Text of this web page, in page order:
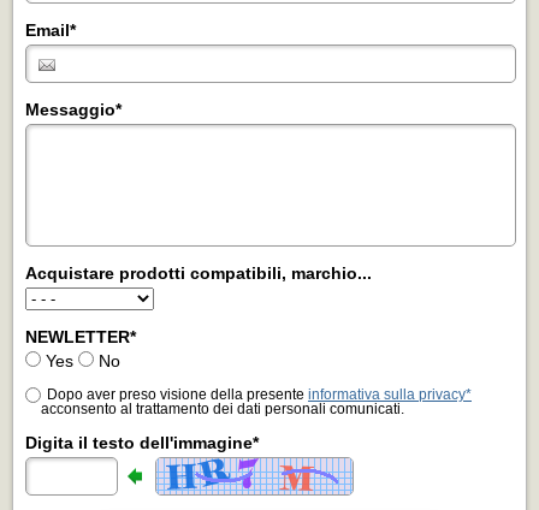
Email*
Messaggio*
Acquistare prodotti compatibili, marchio...
NEWLETTER*
Yes
No
Dopo aver preso visione della presente informativa sulla privacy*
acconsento al trattamento dei dati personali comunicati.
Digita il testo dell'immagine*